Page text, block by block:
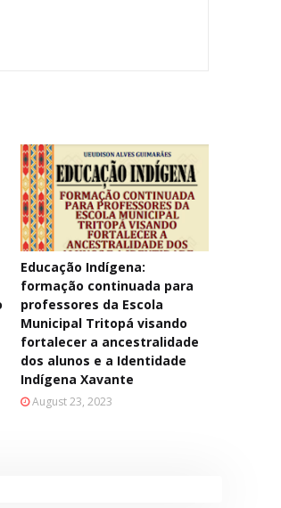
Educação Indígena:
formação continuada para
professores da Escola
Municipal Tritopá visando
fortalecer a ancestralidade
dos alunos e a Identidade
Indígena Xavante
August 23, 2023